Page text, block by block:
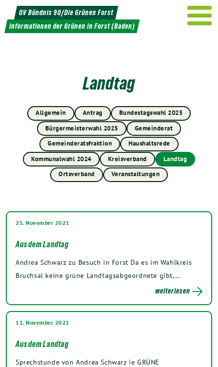
Weiter
zum
Inhalt
OV Bündnis 90/Die Grünen Forst
Informationen der Grünen in Forst (Baden)
Landtag
Allgemein Antrag
Bundestagswahl 2025
Bürgermeisterwahl 2025
Gemeinderat
Gemeinderatsfraktion
Haushaltsrede
Kommunalwahl 2024
Kreisverband
Landtag
Ortsverband
Veranstaltungen
25. November 2021
Aus dem Landtag
Andrea Schwarz zu Besuch in Forst Da es im Wahlkreis
Bruchsal keine grüne Landtagsabgeordnete gibt,…
weiterlesen
11. November 2021
Aus dem Landtag
Sprechstunde von Andrea Schwarz ie GRÜNE